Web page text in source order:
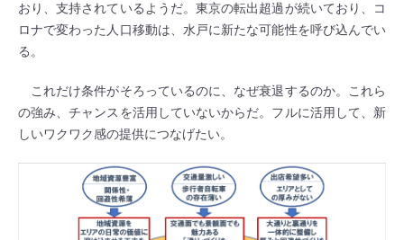
おり、支持されているようだ。東京の転出超過が続いており、コ
ロナで変わった人口移動は、水戸に新たな可能性を呼び込んでい
る。
これだけ条件がそろっているのに、なぜ衰退するのか。これら
の強み、チャンスを活用していないからだ。フルに活用して、新
しいワクワク感の提供につなげたい。